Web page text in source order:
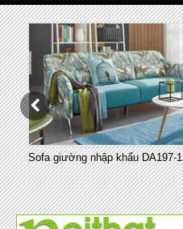
Sofa giường nhập khẩu DA197-1